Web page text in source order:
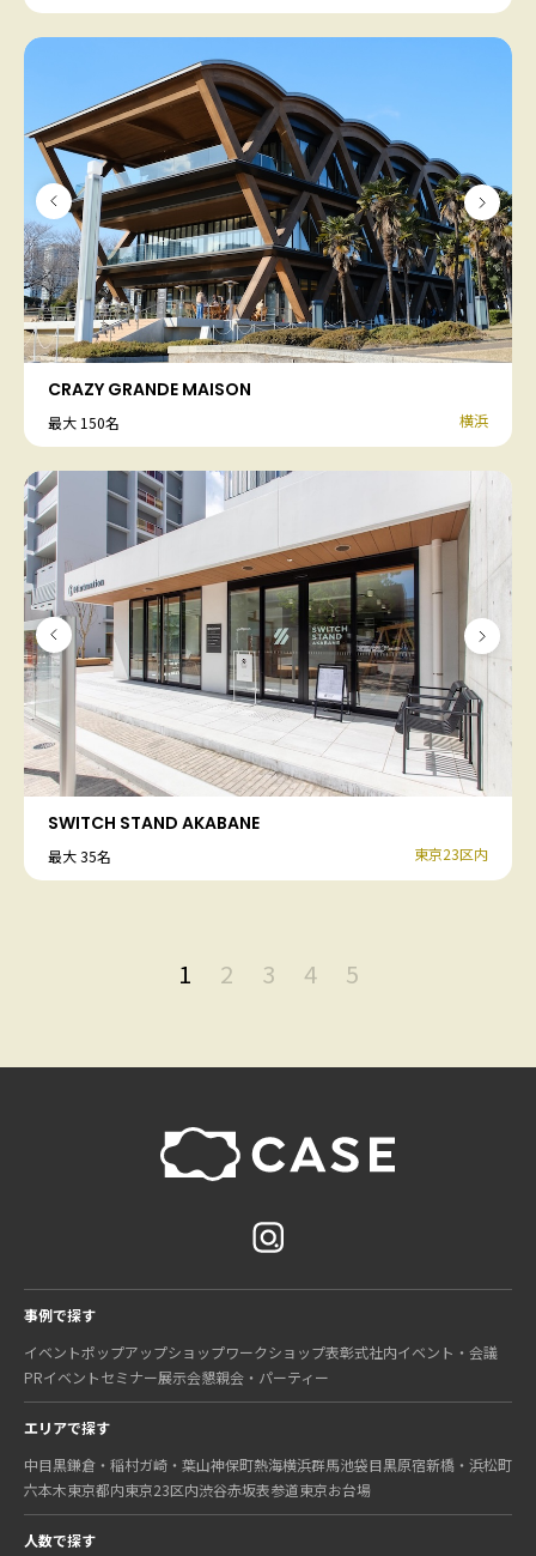
CRAZY GRANDE MAISON
最大 150名 横浜
SWITCH STAND AKABANE
最大 35名 東京23区内
1 2 3 4 5
事例で探す
イベントポップアップショップワークショップ表彰式社内イベント・会議
PRイベントセミナー展示会懇親会・パーティー
エリアで探す
中目黒鎌倉・稲村ガ崎・葉山神保町熱海横浜群馬池袋目黒原宿新橋・浜松町
六本木東京都内東京23区内渋谷赤坂表参道東京お台場
人数で探す